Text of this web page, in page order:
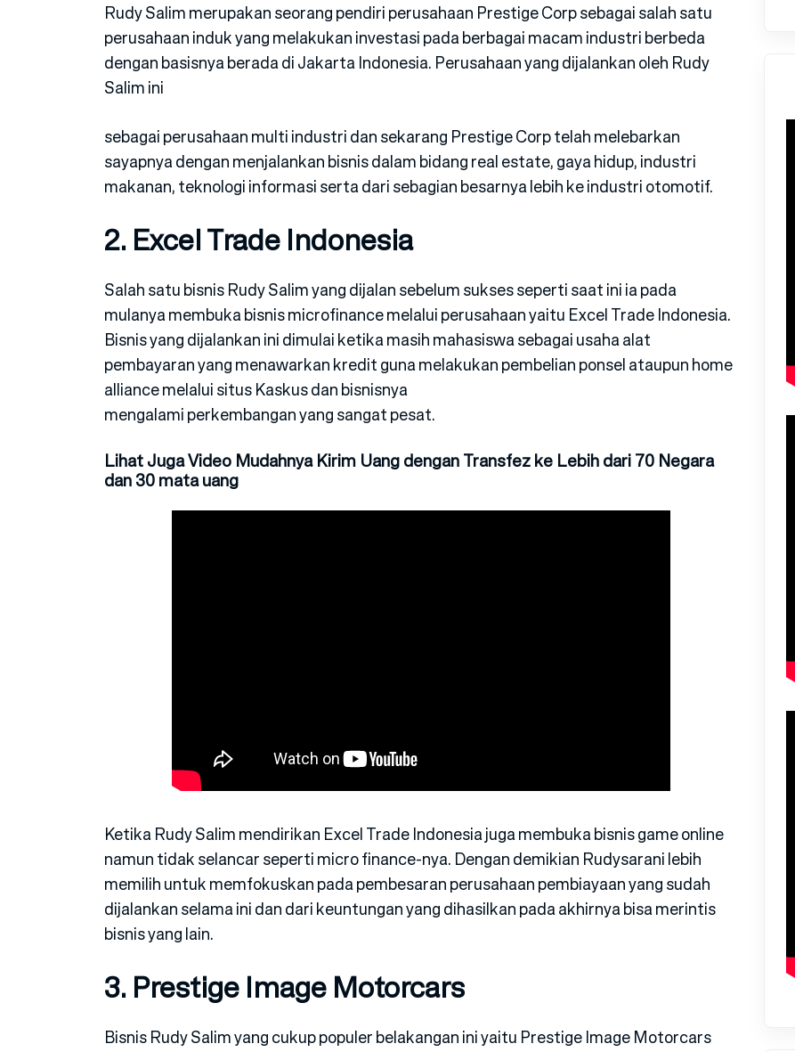
Rudy Salim merupakan seorang pendiri perusahaan Prestige Corp sebagai salah satu
perusahaan induk yang melakukan investasi pada berbagai macam industri berbeda
dengan basisnya berada di Jakarta Indonesia. Perusahaan yang dijalankan oleh Rudy
Salim ini
sebagai perusahaan multi industri dan sekarang Prestige Corp telah melebarkan
sayapnya dengan menjalankan bisnis dalam bidang real estate, gaya hidup, industri
makanan, teknologi informasi serta dari sebagian besarnya lebih ke industri otomotif.
2. Excel Trade Indonesia
Salah satu bisnis Rudy Salim yang dijalan sebelum sukses seperti saat ini ia pada
mulanya membuka bisnis microfinance melalui perusahaan yaitu Excel Trade Indonesia.
Bisnis yang dijalankan ini dimulai ketika masih mahasiswa sebagai usaha alat
pembayaran yang menawarkan kredit guna melakukan pembelian ponsel ataupun home
alliance melalui situs Kaskus dan bisnisnya
mengalami perkembangan yang sangat pesat.
Lihat Juga Video Mudahnya Kirim Uang dengan Transfez ke Lebih dari 70 Negara
dan 30 mata uang
Ketika Rudy Salim mendirikan Excel Trade Indonesia juga membuka bisnis game online
namun tidak selancar seperti micro finance-nya. Dengan demikian Rudysarani lebih
memilih untuk memfokuskan pada pembesaran perusahaan pembiayaan yang sudah
dijalankan selama ini dan dari keuntungan yang dihasilkan pada akhirnya bisa merintis
bisnis yang lain.
3. Prestige Image Motorcars
Bisnis Rudy Salim yang cukup populer belakangan ini yaitu Prestige Image Motorcars